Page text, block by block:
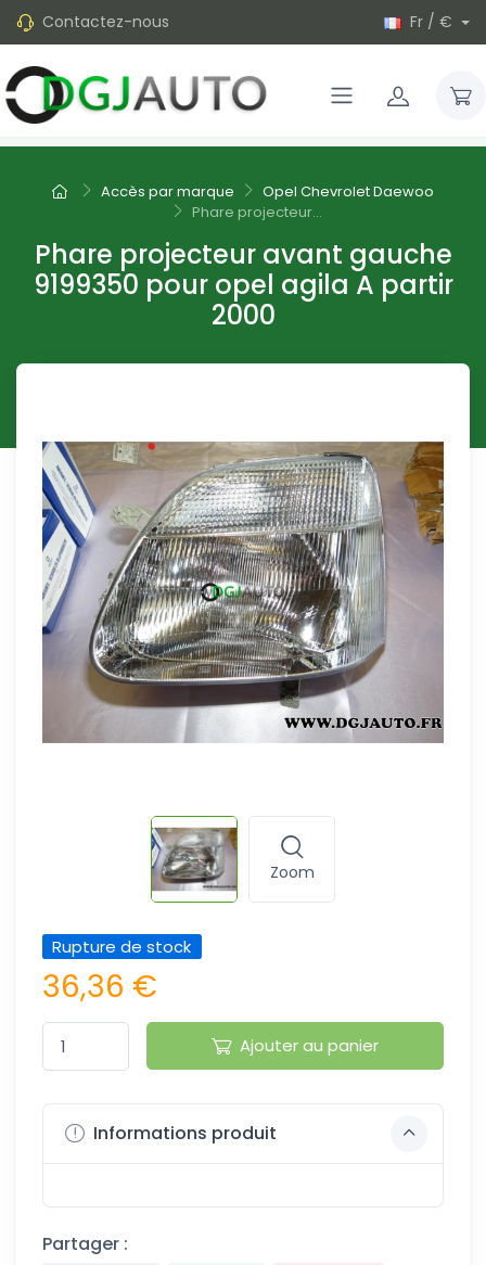
Contactez-nous Fr / €
Accès par marque
Opel Chevrolet Daewoo
Phare projecteur...
Phare projecteur avant gauche
9199350 pour opel agila A partir
2000
Zoom
Rupture de stock
36,36 €
Ajouter au panier
Informations produit
Partager :